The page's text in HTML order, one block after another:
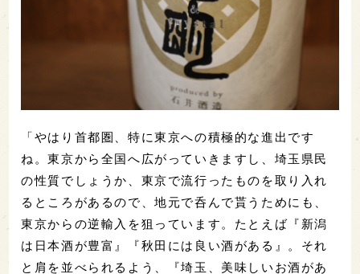
「やはり首都圏、特に東京への積極的な進出です
ね。東京から全国へ広がっていきますし、埼玉県民
の性質でしょうか、東京で流行ったものを取り入れ
るところがあるので、地元で呑んで貰うためにも、
東京からの逆輸入を狙っています。たとえば『新潟
は日本酒が豊富』『秋田には良い酒がある』。それ
と肩を並べられるよう、『埼玉、美味しいお酒があ